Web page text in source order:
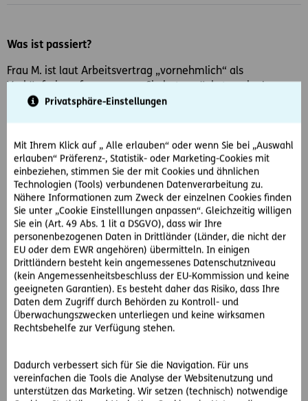
Privatsphäre-Einstellungen
Mit Ihrem Klick auf „ Alle erlauben“ oder wenn Sie bei „Auswahl
erlauben“ Präferenz-, Statistik- oder Marketing-Cookies mit
einbeziehen, stimmen Sie der mit Cookies und ähnlichen
Technologien (Tools) verbundenen Datenverarbeitung zu.
Nähere Informationen zum Zweck der einzelnen Cookies finden
Sie unter „Cookie Einstelllungen anpassen“. Gleichzeitig willigen
Sie ein (Art. 49 Abs. 1 lit a DSGVO), dass wir Ihre
personenbezogenen Daten in Drittländer (Länder, die nicht der
EU oder dem EWR angehören) übermitteln. In einigen
Drittländern besteht kein angemessenes Datenschutzniveau
(kein Angemessenheitsbeschluss der EU-Kommission und keine
geeigneten Garantien). Es besteht daher das Risiko, dass Ihre
Daten dem Zugriff durch Behörden zu Kontroll- und
Überwachungszwecken unterliegen und keine wirksamen
Rechtsbehelfe zur Verfügung stehen.
Dadurch verbessert sich für Sie die Navigation. Für uns
vereinfachen die Tools die Analyse der Websitenutzung und
unterstützen das Marketing. Wir setzen (technisch) notwendige
Was ist passiert?
Frau M. ist laut Arbeitsvertrag „vornehmlich“ als
Verkäuferin aufgenommen. Sie hat zunächst auch als
solche gearbeitet. Im Vertrag ist auch eine Klausel
Frau M. wechselt später in das Büro des Arbeitgebers und
wird Einkäuferin für den Online-Shop. Nach der Karenz -
nach 4 Jahren – nimmt Frau M. die Elternteilzeit in
Anspruch.
Der Arbeitgeber verweist sie wegen Sparmaßnahmen
wieder auf den Verkäuferjob in der Filiale. Frau M. will das
aber nicht und zieht vor Gericht. Zu Recht?
So hat der OGH entschieden:
Der Oberste Gerichtshof verneint das.
vorübergehend ruht. Nach Rückkehr gilt der Arbeitsvertrag
wie bisher.